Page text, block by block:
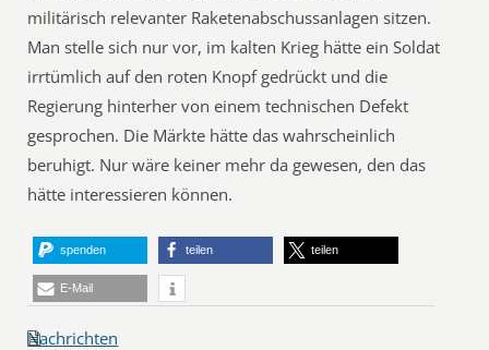
militärisch relevanter Raketenabschussanlagen sitzen.
Man stelle sich nur vor, im kalten Krieg hätte ein Soldat
irrtümlich auf den roten Knopf gedrückt und die
Regierung hinterher von einem technischen Defekt
gesprochen. Die Märkte hätte das wahrscheinlich
beruhigt. Nur wäre keiner mehr da gewesen, den das
hätte interessieren können.
spenden teilen teilen
E-Mail
Nachrichten